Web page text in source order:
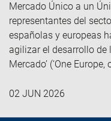
Mercado Único a un
representantes del
españolas y europeas
agilizar el desarrollo de
Mercado’ (‘One Europe,
02 JUN 2026